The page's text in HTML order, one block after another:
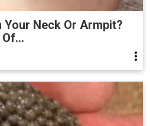
Your Neck Or Armpit?